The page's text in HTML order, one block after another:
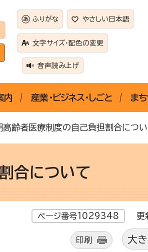
ふりがな やさしい日本語
文字サイズ・配色の変更
音声読み上げ
内 産業・ビジネス・しごと ま
齢者医療制度の自己負担割合につ
合について
ページ番号1029348 更
印刷 大